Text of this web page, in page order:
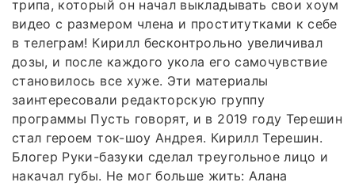
трипа, который он начал выкладывать свои хоум
видео с размером члена и проститутками к себе
в телеграм! Кирилл бесконтрольно увеличивал
дозы, и после каждого укола его самочувствие
становилось все хуже. Эти материалы
заинтересовали редакторскую группу
программы Пусть говорят, и в 2019 году Терешин
стал героем ток-шоу Андрея. Кирилл Терешин.
Блогер Руки-базуки сделал треугольное лицо и
накачал губы. Не мог больше жить: Алана